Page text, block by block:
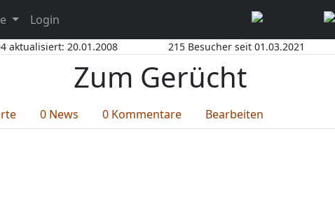
Login
aktualisiert: 20.01.2008 215 Besucher seit 01.03.2021
Zum Gerücht
0 News 0 Kommentare Bearbeiten